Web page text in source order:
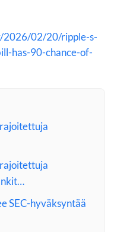
2026/02/20/ripple-s-
has-90-chance-of-
SEC-hyväksyntää